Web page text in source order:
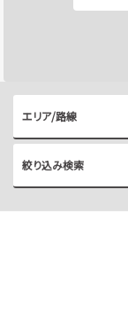
エリア/路線
絞り込み検索